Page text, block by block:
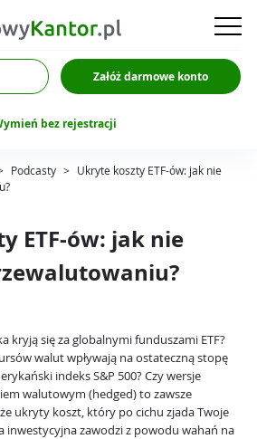
Załóż darmowe konto
bez rejestracji
Podcasty > Ukryte koszty ETF-ów: jak nie
ETF-ów: jak nie
kryją się za globalnymi funduszami ETF?
walut wpływają na ostateczną stopę
indeks S&P 500? Czy wersje
walutowym (hedged) to zawsze
ukryty koszt, który po cichu zjada Twoje
inwestycyjna zawodzi z powodu wahań na